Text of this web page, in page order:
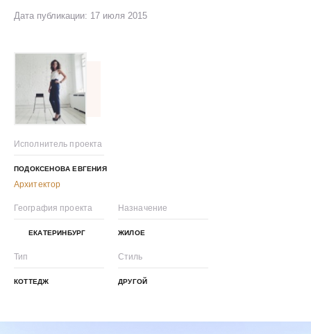
Дата публикации: 17 июля 2015
Исполнитель проекта
ПОДОКСЕНОВА ЕВГЕНИЯ
Архитектор
География проекта
ЕКАТЕРИНБУРГ
Назначение
ЖИЛОЕ
Тип
КОТТЕДЖ
Стиль
ДРУГОЙ